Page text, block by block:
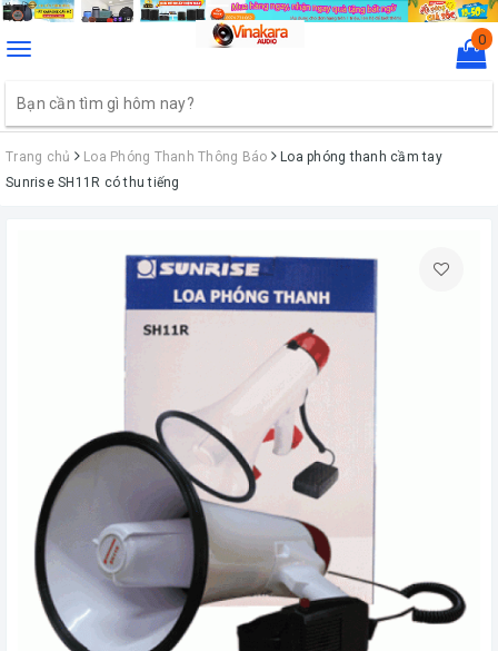
Toggle
0
Trang chủ Loa Phóng Thanh Thông Báo
Loa phóng thanh cầm tay
Sunrise SH11R có thu tiếng